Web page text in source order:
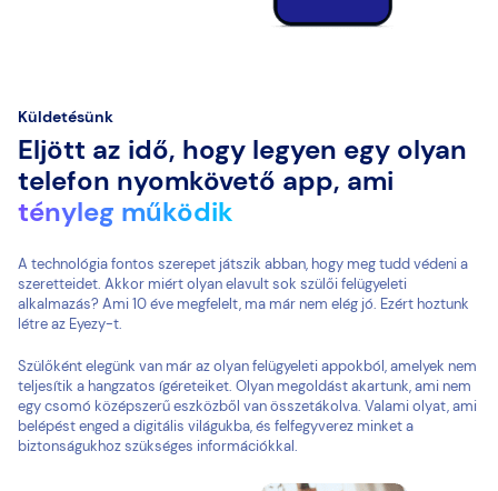
Küldetésünk
Eljött az idő, hogy legyen egy olyan
telefon nyomkövető app, ami
tényleg működik
A technológia fontos szerepet játszik abban, hogy meg tudd védeni a
szeretteidet. Akkor miért olyan elavult sok szülői felügyeleti
alkalmazás? Ami 10 éve megfelelt, ma már nem elég jó. Ezért hoztunk
létre az Eyezy-t.
Szülőként elegünk van már az olyan felügyeleti appokból, amelyek nem
teljesítik a hangzatos ígéreteiket. Olyan megoldást akartunk, ami nem
egy csomó középszerű eszközből van összetákolva. Valami olyat, ami
belépést enged a digitális világukba, és felfegyverez minket a
biztonságukhoz szükséges információkkal.